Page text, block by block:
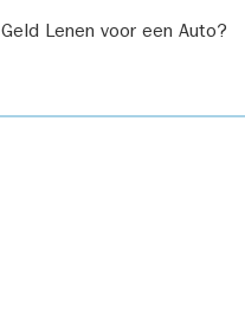
Geld Lenen voor een Auto?